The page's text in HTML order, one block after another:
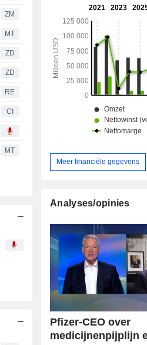
ZM
MT
ZD
ZD
RE
CI
MT
Meer financiële gegevens
Analyses/opinies
Pfizer-CEO over
medicijnenpijplijn